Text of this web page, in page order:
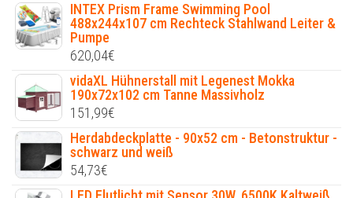
INTEX Prism Frame Swimming Pool
488x244x107 cm Rechteck Stahlwand Leiter &
Pumpe
620,04€
vidaXL Hühnerstall mit Legenest Mokka
190x72x102 cm Tanne Massivholz
151,99€
Herdabdeckplatte - 90x52 cm - Betonstruktur -
schwarz und weiß
54,73€